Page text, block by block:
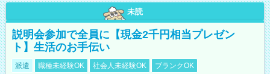
未読
説明会参加で全員に【現金2千円相当プレゼン
ト】生活のお手伝い
派遣 職種未経験OK 社会人未経験OK
ブランクOK